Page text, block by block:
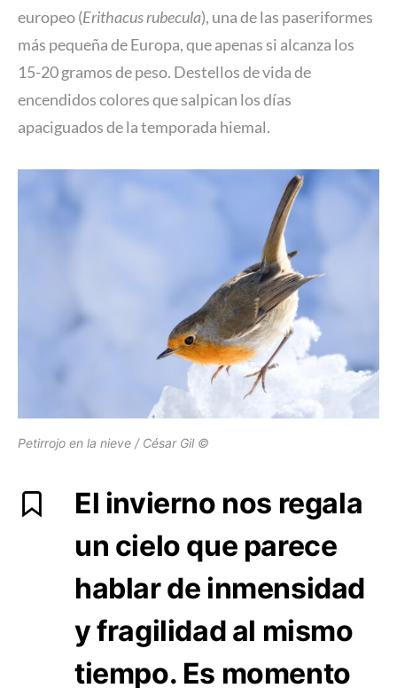
europeo (Erithacus rubecula), una de las paseriformes
más pequeña de Europa, que apenas si alcanza los
15-20 gramos de peso. Destellos de vida de
encendidos colores que salpican los días
apaciguados de la temporada hiemal.
Petirrojo en la nieve / César Gil ©
El invierno nos regala
un cielo que parece
hablar de inmensidad
y fragilidad al mismo
tiempo. Es momento